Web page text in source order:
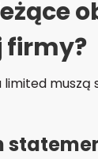
firmy?
limited